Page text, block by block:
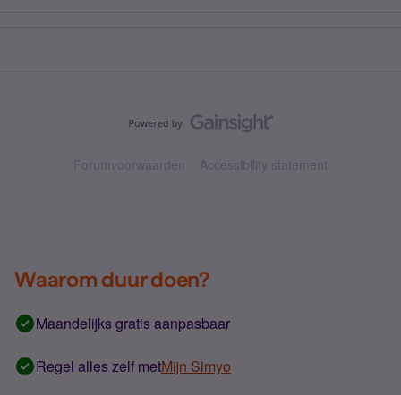
Forumvoorwaarden Accessibility statement
Waarom duur doen?
Maandelijks gratis aanpasbaar
Regel alles zelf metMijn Simyo